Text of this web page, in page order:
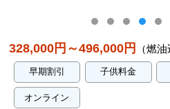
ボウ川沿いを
328,000円～496,000円 （燃油
早期割引 子供料金
オンライン